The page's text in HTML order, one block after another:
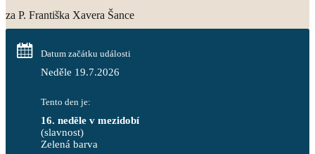
za P. Františka Xavera Šance
Datum začátku události
Neděle 19.7.2026
Tento den je:
16. neděle v mezidobí
(slavnost)
Zelená barva